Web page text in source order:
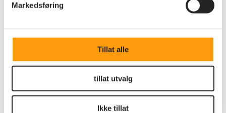
Markedsføring
Tillat alle
tillat utvalg
Ikke tillat
Velkommen til senioraktivitetsuke på Storefjell 31.